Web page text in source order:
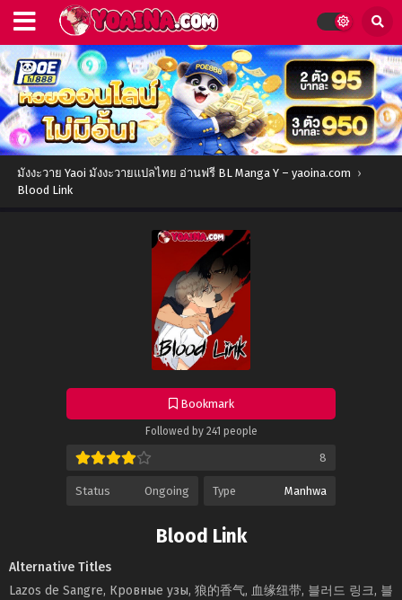
มังงะวาย Yaoi มังงะวายแปลไทย อ่านฟรี BL Manga Y – yaoina.com ›
Blood Link
Bookmark
Followed by 241 people
8
Status Ongoing Type Manhwa
Blood Link
Alternative Titles
Lazos de Sangre, Кровные узы, 狼的香气, 血缘纽带, 블러드 링크, 블